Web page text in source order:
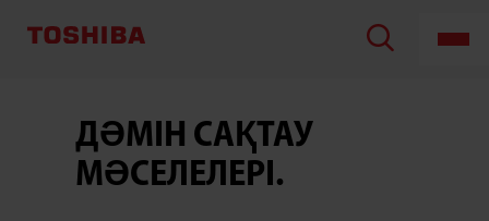
орнату
мұздатқышы
ДӘМІН САҚТАУ
МӘСЕЛЕЛЕРІ.